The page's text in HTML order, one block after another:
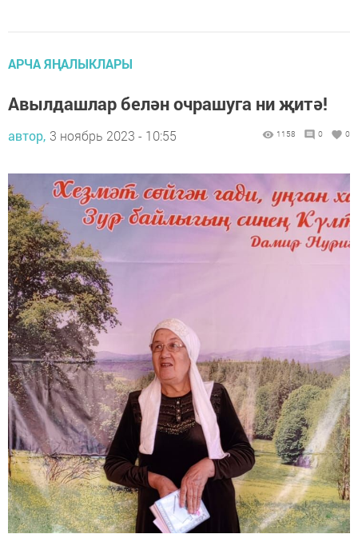
АРЧА ЯҢАЛЫКЛАРЫ
Авылдашлар белән очрашуга ни җитә!
автор, 3 ноябрь 2023 - 10:55 1158 0 0